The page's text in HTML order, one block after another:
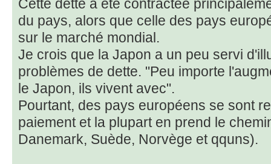
Cette dette a été contractée
du pays, alors que celle des pays
sur le marché mondial.
Je crois que la Japon a un peu servi
problèmes de dette. "Peu importe
le Japon, ils vivent avec".
Pourtant, des pays européens se sont
paiement et la plupart en prend le
Danemark, Suède, Norvège et qquns).